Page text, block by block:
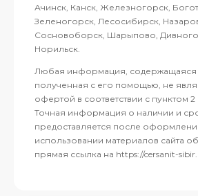
Ачинск, Канск, Железногорск,
Зеленогорск, Лесосибирск,
Сосновоборск, Шарыпово,
Норильск.
Любая информация, содержащаяся
полученная с его помощью, не
офертой в соответствии с пунктом 2
Точная информация о наличии и
предоставляется после
использовании материалов сайта
прямая ссылка на https://cersanit-